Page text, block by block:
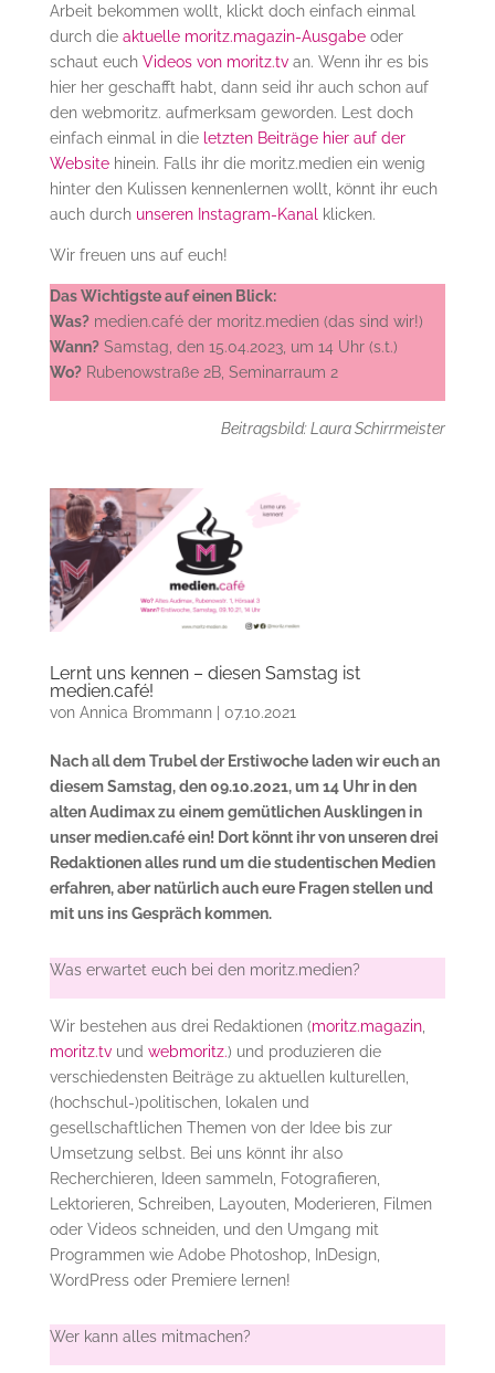
Arbeit bekommen wollt, klickt doch einfach einmal
durch die aktuelle moritz.magazin-Ausgabeoder
schaut euch Videos von moritz.tvan. Wenn ihr es bis
hier her geschafft habt, dann seid ihr auch schon auf
den webmoritz. aufmerksam geworden. Lest doch
einfach einmal in die letzten Beiträge hier auf der
Websitehinein. Falls ihr die moritz.medien ein wenig
hinter den Kulissen kennenlernen wollt, könnt ihr euch
auch durch unseren Instagram-Kanalklicken.
Wir freuen uns auf euch!
Das Wichtigste auf einen Blick:
Was?medien.café der moritz.medien (das sind wir!)
Wann?Samstag, den 15.04.2023, um 14 Uhr (s.t.)
Wo?Rubenowstraße 2B, Seminarraum 2
Beitragsbild: Laura Schirrmeister
Lernt uns kennen – diesen Samstag ist
medien.café!
von Annica Brommann| 07.10.2021
Nach all dem Trubel der Erstiwoche laden wir euch an
diesem Samstag, den 09.10.2021, um 14 Uhr in den
alten Audimax zu einem gemütlichen Ausklingen in
unser medien.café ein! Dort könnt ihr von unseren drei
Redaktionen alles rund um die studentischen Medien
erfahren, aber natürlich auch eure Fragen stellen und
mit uns ins Gespräch kommen.
Was erwartet euch bei den moritz.medien?
Wir bestehen aus drei Redaktionen (moritz.magazin,
moritz.tvund webmoritz.) und produzieren die
verschiedensten Beiträge zu aktuellen kulturellen,
(hochschul-)politischen, lokalen und
gesellschaftlichen Themen von der Idee bis zur
Umsetzung selbst. Bei uns könnt ihr also
Recherchieren, Ideen sammeln, Fotografieren,
Lektorieren, Schreiben, Layouten, Moderieren, Filmen
oder Videos schneiden, und den Umgang mit
Programmen wie Adobe Photoshop, InDesign,
WordPress oder Premiere lernen!
Wer kann alles mitmachen?